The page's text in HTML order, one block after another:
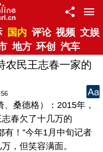
国内 评论 视频 文娱
地方 环创 汽车
农民王志春一家的
桑德格）：2015年，
春欠了十几万的
有！”今年1月中旬记者
，但笑容满面。